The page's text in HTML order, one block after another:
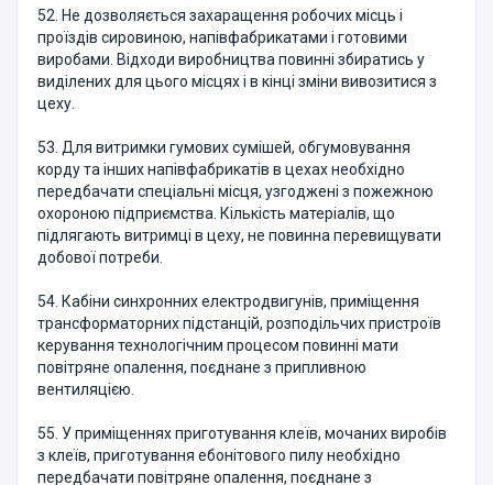
52. Не дозволяється захаращення робочих місць і
проїздів сировиною, напівфабрикатами і готовими
виробами. Відходи виробництва повинні збиратись у
виділених для цього місцях і в кінці зміни вивозитися з
цеху.
53. Для витримки гумових сумішей, обгумовування
корду та інших напівфабрикатів в цехах необхідно
передбачати спеціальні місця, узгоджені з пожежною
охороною підприємства. Кількість матеріалів, що
підлягають витримці в цеху, не повинна перевищувати
добової потреби.
54. Кабіни синхронних електродвигунів, приміщення
трансформаторних підстанцій, розподільчих пристроїв
керування технологічним процесом повинні мати
повітряне опалення, поєднане з припливною
вентиляцією.
55. У приміщеннях приготування клеїв, мочаних виробів
з клеїв, приготування ебонітового пилу необхідно
передбачати повітряне опалення, поєднане з